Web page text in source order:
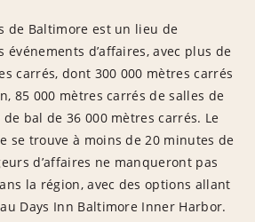
de Baltimore est un lieu de
d’affaires, avec plus de
carrés, dont 300 000 mètres carrés
85 000 mètres carrés de salles de
bal de 36 000 mètres carrés. Le
se trouve à moins de 20 minutes de
d’affaires ne manqueront pas
la région, avec des options allant
Days Inn Baltimore Inner Harbor.